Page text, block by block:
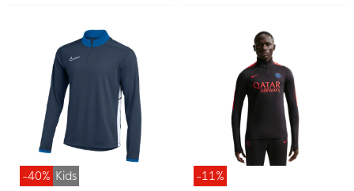
-40% Kids
-11%